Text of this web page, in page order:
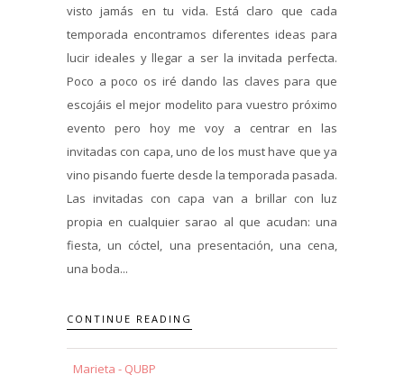
visto jamás en tu vida. Está claro que cada
temporada encontramos diferentes ideas para
lucir ideales y llegar a ser la invitada perfecta.
Poco a poco os iré dando las claves para que
escojáis el mejor modelito para vuestro próximo
evento pero hoy me voy a centrar en las
invitadas con capa, uno de los must have que ya
vino pisando fuerte desde la temporada pasada.
Las invitadas con capa van a brillar con luz
propia en cualquier sarao al que acudan: una
fiesta, un cóctel, una presentación, una cena,
una boda...
CONTINUE READING
Marieta - QUBP